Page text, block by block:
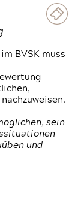
BVSK muss
sein
und